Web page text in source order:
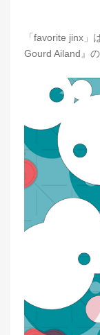
「favorite jinx
Gourd Ailand』の